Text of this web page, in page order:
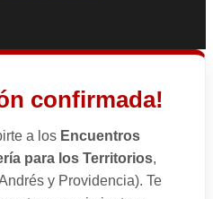
confirmada!
a los Encuentros
para los Territorios,
y Providencia). Te